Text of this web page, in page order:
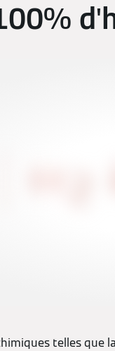
telles que